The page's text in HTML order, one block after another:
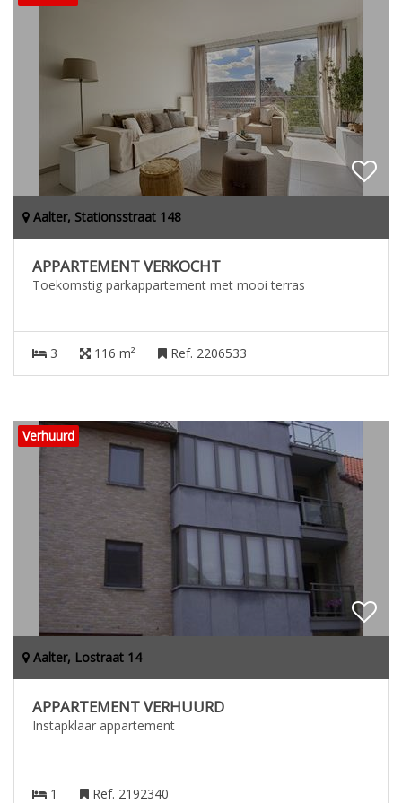
Aalter, Stationsstraat 148
APPARTEMENT VERKOCHT
Toekomstig parkappartement met mooi terras
3 116 m² Ref. 2206533
Verhuurd
Aalter, Lostraat 14
APPARTEMENT VERHUURD
Instapklaar appartement
1 Ref. 2192340